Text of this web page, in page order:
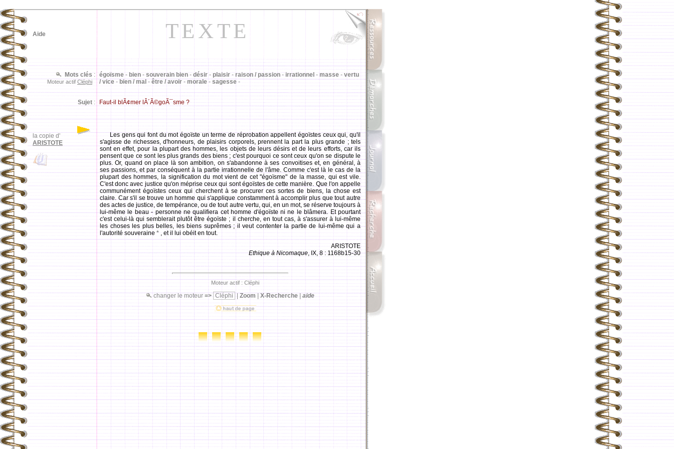
TEXTE
la copie d'
ARISTOTE
égoïsme - bien - souverain bien - désir - plaisir - raison / passion - irrationnel - masse - vertu
/ vice - bien / mal - être / avoir - morale - sagesse -
Mots clés :
Moteur actif Cléphi
Sujet : Faut-il blÃ¢mer lÂ´Ã©goÃ¯sme ?
Aide
Les gens qui font du mot égoïste un terme de réprobation appellent égoïstes ceux qui, qu'il
s'agisse de richesses, d'honneurs, de plaisirs corporels, prennent la part la plus grande ; tels
sont en effet, pour la plupart des hommes, les objets de leurs désirs et de leurs efforts, car ils
pensent que ce sont les plus grands des biens ; c'est pourquoi ce sont ceux qu'on se dispute le
plus. Or, quand on place là son ambition, on s'abandonne à ses convoitises et, en général, à
ses passions, et par conséquent à la partie irrationnelle de l'âme. Comme c'est là le cas de la
plupart des hommes, la signification du mot vient de cet "égoïsme" de la masse, qui est vile.
C'est donc avec justice qu'on méprise ceux qui sont égoïstes de cette manière. Que l'on appelle
communément égoïstes ceux qui cherchent à se procurer ces sortes de biens, la chose est
claire. Car s'il se trouve un homme qui s'applique constamment à accomplir plus que tout autre
des actes de justice, de tempérance, ou de tout autre vertu, qui, en un mot, se réserve toujours à
lui-même le beau - personne ne qualifiera cet homme d'égoïste ni ne le blâmera. Et pourtant
c'est celui-là qui semblerait plutôt être égoïste ; il cherche, en tout cas, à s'assurer à lui-même
les choses les plus belles, les biens suprêmes ; il veut contenter la partie de lui-même qui a
l'autorité souveraine * , et il lui obéit en tout.
ARISTOTE
Ethique à Nicomaque, IX, 8 : 1168b15-30
Moteur actif : Cléphi
changer le moteur => Cléphi Zoom X-Recherche aide